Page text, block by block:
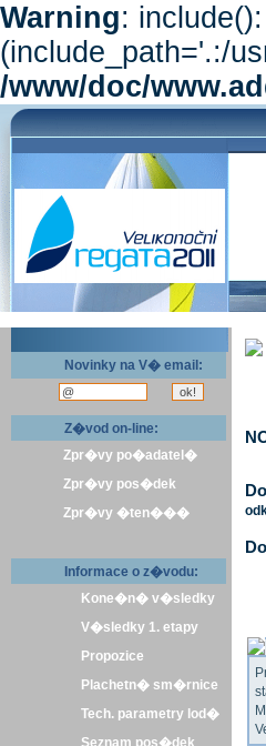
Warning:
(include_path='.:/
/www/doc/
Novinky na V� email:
Z�vod on-line:
Zpr�vy po�adatel�
Zpr�vy pos�dek
Zpr�vy �ten���
Informace o z�vodu:
Kone�n� v�sledky
V�sledky 1. etapy
Propozice
Plachetn� sm�rnice
Tech. parametry lod�
Seznam pos�dek